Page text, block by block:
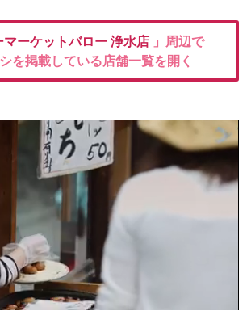
マーケットバロー浄水店 」周辺で
を掲載している店舗一覧を開く